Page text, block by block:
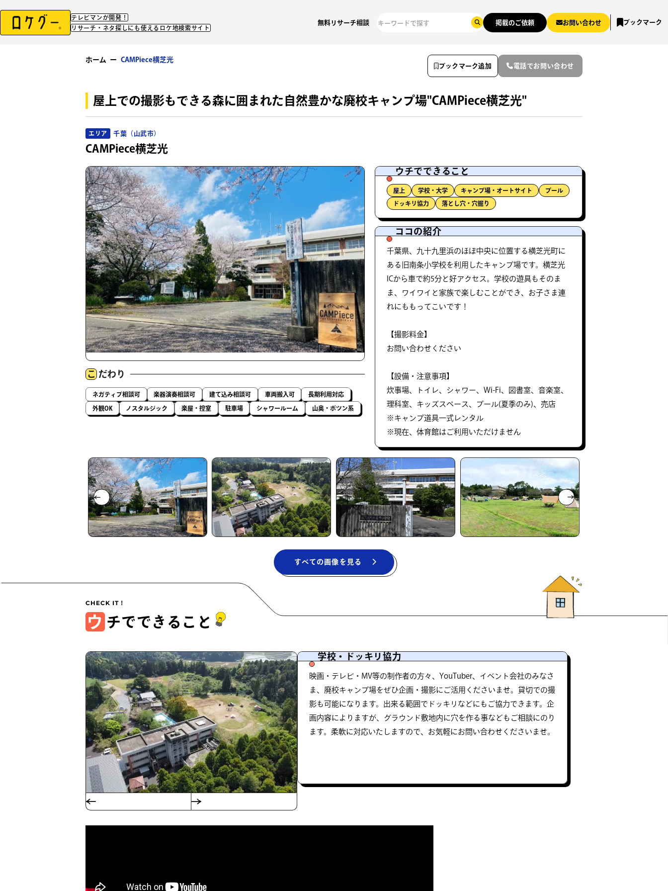
テレビマンが開発！
リサーチ・ネタ探しにも使えるロケ地検索サイト
無料リサーチ相談 掲載のご依頼 お問い合わせ ブックマーク
ホーム ー CAMPiece横芝光
屋上での撮影もできる森に囲まれた自然豊かな廃校キャンプ場"CAMPiece横芝光"
エリア 千葉（山武市）
CAMPiece横芝光
こ だわり
ネガティブ相談可 楽器演奏相談可 建て込み相談可 車両搬入可 長期利用対応
外観OK ノスタルジック 楽屋・控室 駐車場 シャワールーム 山奥・ポツン系
ウチでできること
屋上 学校・大学 キャンプ場・オートサイト プール
ドッキリ協力 落とし穴・穴掘り
ココの紹介
千葉県、九十九里浜のほぼ中央に位置する横芝光町に
ある旧南条小学校を利用したキャンプ場です。横芝光
ICから車で約5分と好アクセス。学校の遊具もそのま
ま、ワイワイと家族で楽しむことができ、お子さま連
れにももってこいです！
【撮影料金】
お問い合わせください
【設備・注意事項】
炊事場、トイレ、シャワー、Wi-Fi、図書室、音楽室、
理科室、キッズスペース、プール(夏季のみ)、売店
※キャンプ道具一式レンタル
※現在、体育館はご利用いただけません
すべての画像を見る
ウ チでできること
学校・ドッキリ協力
映画・テレビ・MV等の制作者の方々、YouTuber、イベント会社のみなさ
ま、廃校キャンプ場をぜひ企画・撮影にご活用くださいませ。貸切での撮
影も可能になります。出来る範囲でドッキリなどにもご協力できます。企
画内容によりますが、グラウンド敷地内に穴を作る事などもご相談にのり
ます。柔軟に対応いたしますので、お気軽にお問い合わせくださいませ。
ブックマーク追加 電話でお問い合わせ